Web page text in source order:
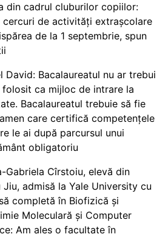
din cadrul cluburilor copiilor:
cercuri de activități extrașcolare
de la 1 septembrie, spun
David: Bacalaureatul nu ar trebui
folosit ca mijloc de intrare la
Bacalaureatul trebuie să fie
care certifică competențele
le ai după parcursul unui
obligatoriu
Gabriela Cîrstoiu, elevă din
Jiu, admisă la Yale University cu
completă în Biofizică și
Moleculară și Computer
Am ales o facultate în